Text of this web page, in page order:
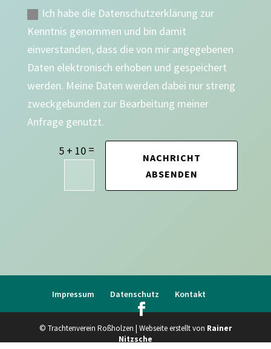
Ich habe die Datenschutzerklärung zur
Kenntnis genommen und bin damit
einverstanden, dass die von mir angegebenen
Daten elektronisch erhoben und gespeichert
werden. Meine Daten werden dabei nur streng
zweckgebunden zur Bearbeitung meiner
Anfrage genutzt.
5 + 10 =
NACHRICHT
ABSENDEN
Impressum Datenschutz Kontakt
© Trachtenverein Roßholzen | Webseite erstellt von Rainer
Nitzsche